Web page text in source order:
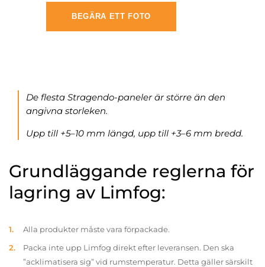
BEGÄRA ETT FOTO
De flesta Stragendo-paneler är större än den
angivna storleken.
Upp till +5–10 mm längd, upp till +3–6 mm bredd.
Grundläggande reglerna för
lagring av Limfog:
Alla produkter måste vara förpackade.
Packa inte upp Limfog direkt efter leveransen. Den ska
”acklimatisera sig” vid rumstemperatur. Detta gäller särskilt